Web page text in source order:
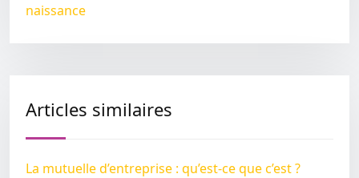
naissance
Articles similaires
La mutuelle d’entreprise : qu’est-ce que c’est ?